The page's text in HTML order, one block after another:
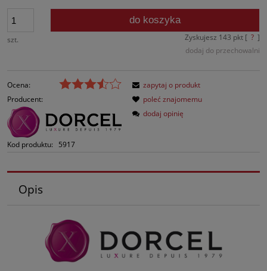
szt.
do koszyka
Zyskujesz 143 pkt [ ? ]
dodaj do przechowalni
Ocena:
Producent:
Kod produktu: 5917
zapytaj o produkt
poleć znajomemu
dodaj opinię
Opis